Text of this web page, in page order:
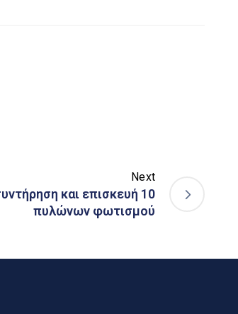
Next
και επισκευή 10
πυλώνων φωτισμού